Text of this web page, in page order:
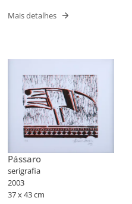
Mais detalhes
Pássaro
serigrafia
2003
37 x 43 cm